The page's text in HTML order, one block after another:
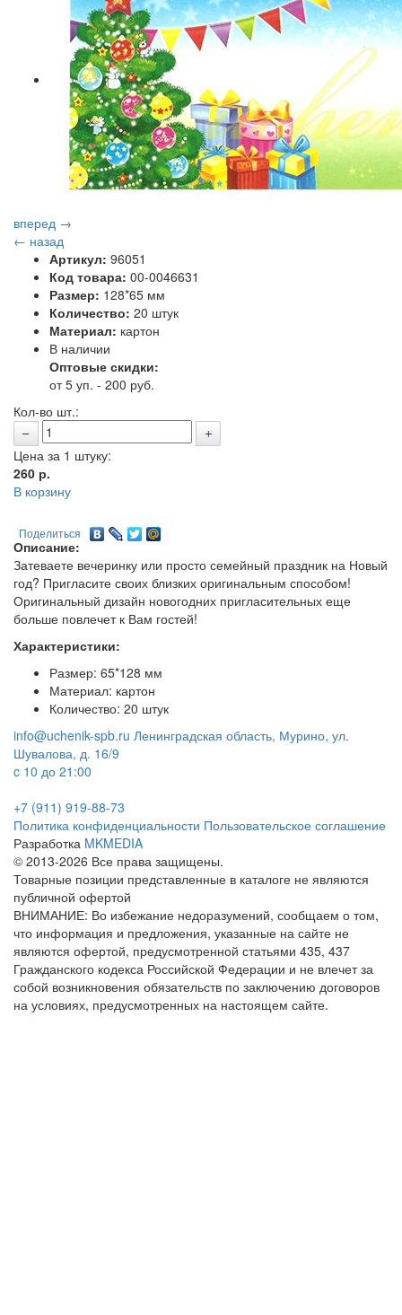
вперед →
← назад
Артикул: 96051
Код товара: 00-0046631
Размер: 128*65 мм
Количество: 20 штук
Материал: картон
В наличии
Оптовые скидки:
от 5 уп. - 200 руб.
Кол-во шт.:
Цена за 1 штуку:
260 р.
В корзину
Поделиться
Описание:
Затеваете вечеринку или просто семейный праздник на Новый
год? Пригласите своих близких оригинальным способом!
Оригинальный дизайн новогодних пригласительных еще
больше повлечет к Вам гостей!
Характеристики:
Размер: 65*128 мм
Материал: картон
Количество: 20 штук
info@uchenik-spb.ru Ленинградская область, Мурино, ул.
Шувалова, д. 16/9
c 10 до 21:00
+7 (911) 919-88-73
Политика конфиденциальности Пользовательское соглашение
Разработка MKMEDIA
© 2013-2026 Все права защищены.
Товарные позиции представленные в каталоге не являются
публичной офертой
ВНИМАНИЕ: Во избежание недоразумений, сообщаем о том,
что информация и предложения, указанные на сайте не
являются офертой, предусмотренной статьями 435, 437
Гражданского кодекса Российской Федерации и не влечет за
собой возникновения обязательств по заключению договоров
на условиях, предусмотренных на настоящем сайте.